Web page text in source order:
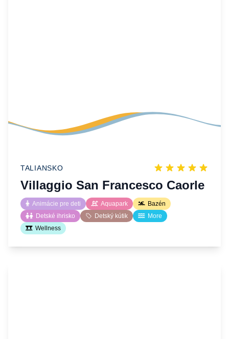
TALIANSKO
Villaggio San Francesco Caorle
Animácie pre deti Aquapark
Bazén
Detské ihrisko
Detský kútik
More
Wellness